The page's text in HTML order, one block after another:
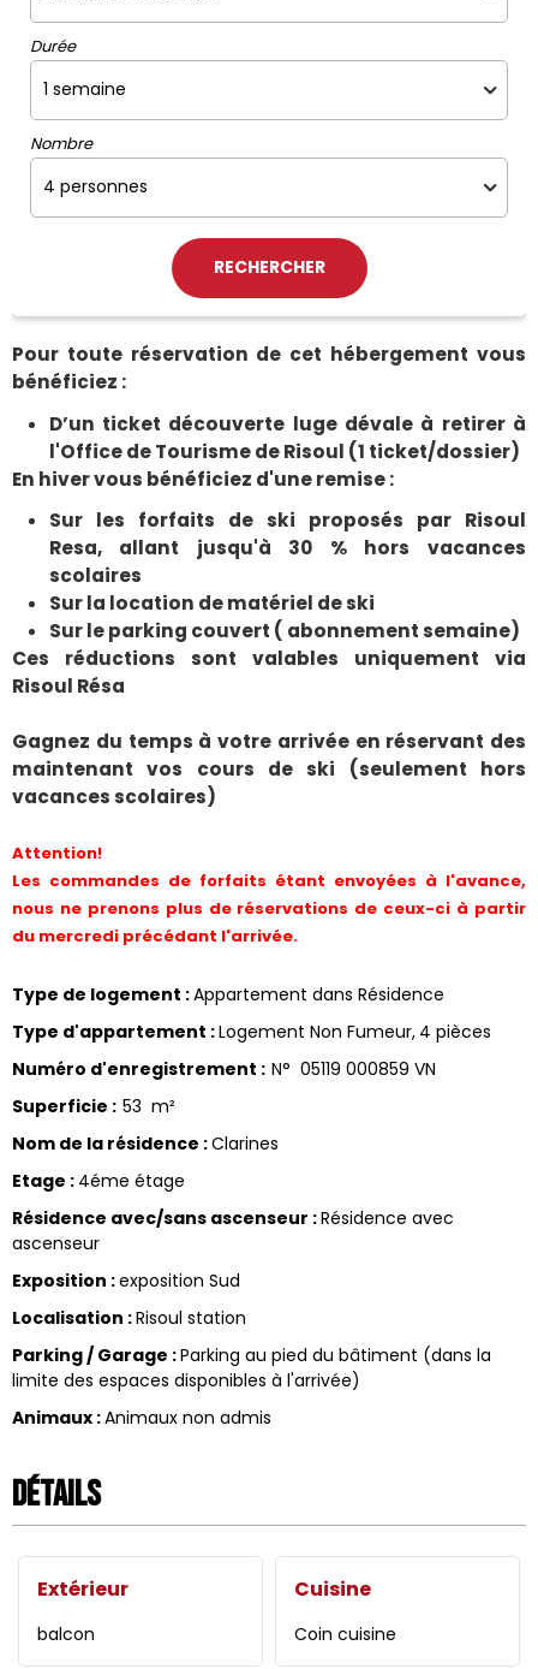
Durée
Nombre
Pour toute réservation de cet hébergement vous
bénéficiez :
D’un ticket découverte luge dévale à retirer à
l'Office de Tourisme de Risoul (1 ticket/dossier)
En hiver vous bénéficiez d'une remise :
Sur les forfaits de ski proposés par Risoul
Resa, allant jusqu'à 30 % hors vacances
scolaires
Sur la location de matériel de ski
Sur le parking couvert ( abonnement semaine)
Ces réductions sont valables uniquement via
Risoul Résa
Gagnez du temps à votre arrivée en réservant des
maintenant vos cours de ski (seulement hors
vacances scolaires)
Attention!
Les commandes de forfaits étant envoyées à l'avance,
nous ne prenons plus de réservations de ceux-ci à partir
du mercredi précédant l'arrivée.
Type de logement :Appartement dans Résidence
Type d'appartement :Logement Non Fumeur 4 pièces
Numéro d'enregistrement : N° 05119 000859 VN
Superficie : 53 m²
Nom de la résidence :Clarines
Etage : 4éme étage
Résidence avec/sans ascenseur :Résidence avec
ascenseur
Exposition :exposition Sud
Localisation :Risoul station
Parking / Garage :Parking au pied du bâtiment (dans la
limite des espaces disponibles à l'arrivée)
Animaux :Animaux non admis
Détails
Extérieur
balcon
Cuisine
Coin cuisine